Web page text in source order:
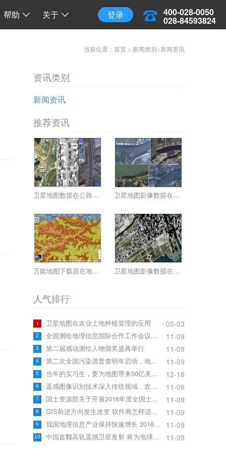
登录 400-028-0050
028-84593824
帮助 关于
三维地球
三维离线地球 开源 API 调用
当前位置： 首页 > 新闻类别>新闻资讯
资讯类别
新闻资讯
推荐资讯
卫星地图数据在公路管理规划的应用 卫星地图影像数据在环境灾害的应用
万能地图下载器在地质能源应用 卫星地图影像数据在城市规划中的应用
人气排行
05-03
1 卫星地图在农业土地种植管理的应用
11-09
2 全国测绘地理信息国际合作工作会议召开
11-09
3 第二届感动测绘人物颁奖盛典举行
11-09
4 第二次全国污染源普查明年启动，地信企业该关注什么?
12-16
5 当年的实习生，要为地图带来50亿美元增量收入
11-09
6 遥感图像识别技术深入传统领域，农业应用大放异彩
11-09
7 国土资源部关于开展2016年度全国土地变更调查与遥感监测工作的通知
11-09
8 GIS前进方向发生改变 软件商怎样适应行业发展
11-09
9 我国地理信息产业保持快速增长 2016中国地理信息产业大会召开
11-09
10 中国首颗高轨遥感卫星发射 将为地球拍“大片”